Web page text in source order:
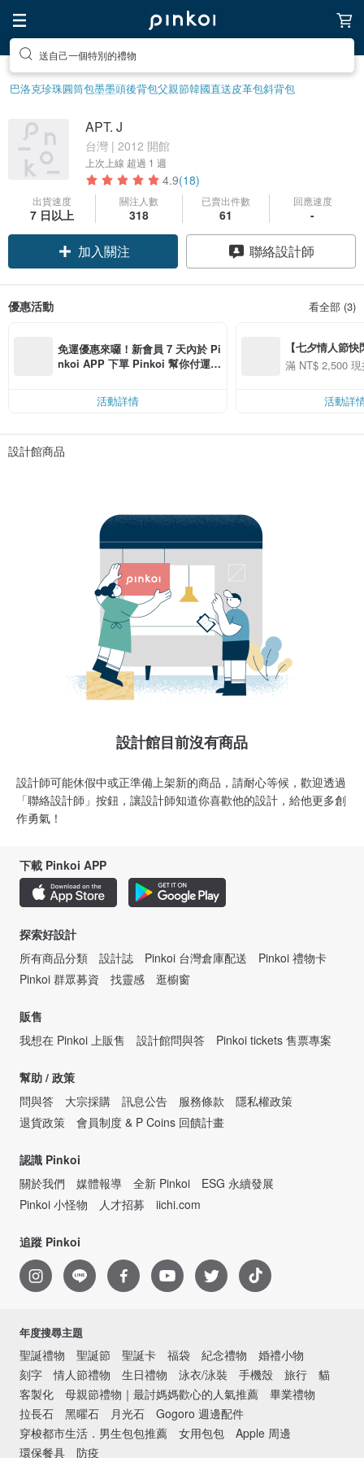
送自己一個特別的禮物
巴洛克珍珠圓筒包墨墨頭後背包父親節韓國直送皮革包斜背包
APT. J
台灣 | 2012 開館
上次上線 超過 1 週
4.9(18)
出貨速度
7 日以上
關注人數
318
已賣出件數
61
回應速度
-
加入關注 聯絡設計師
優惠活動 看全部 (3)
免運優惠來囉！新會員 7 天內於 Pi
nkoi APP 下單 Pinkoi 幫你付運
活動詳情
【七夕情人節
用 APP 購買任
00 現折 NT$100
滿 NT$ 2,500
活動詳
設計館商品
設計館目前沒有商品
設計師可能休假中或正準備上架新的商品，請耐心等候，歡迎透過
「聯絡設計師」按鈕，讓設計師知道你喜歡他的設計，給他更多創
作勇氣！
下載 Pinkoi APP
探索好設計
所有商品分類
設計誌 Pinkoi 台灣倉庫配送
Pinkoi 禮物卡
Pinkoi 群眾募資
找靈感 逛櫥窗
販售
我想在 Pinkoi 上販售
設計館問與答 Pinkoi tickets 售票專案
幫助 / 政策
問與答
大宗採購 訊息公告 服務條款
隱私權政策
退貨政策
會員制度 & P Coins 回饋計畫
認識 Pinkoi
關於我們
媒體報導 全新 Pinkoi
ESG 永續發展
Pinkoi 小怪物
人才招募 iichi.com
追蹤 Pinkoi
年度搜尋主題
聖誕禮物 聖誕節 聖誕卡 福袋 紀念禮物
婚禮小物
刻字
情人節禮物 生日禮物 泳衣/泳裝 手機殼 旅行
貓
客製化
母親節禮物｜最討媽媽歡心的人氣推薦
畢業禮物
拉長石
黑曜石 月光石
Gogoro 週邊配件
穿梭都市生活．男生包包推薦
女用包包
Apple 周邊
環保餐具
防疫